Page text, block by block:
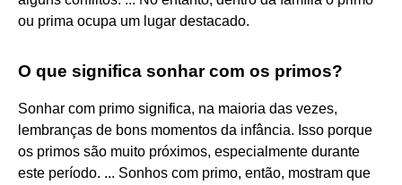
ou prima ocupa um lugar destacado.
O que significa sonhar com os primos?
Sonhar com primo significa, na maioria das vezes,
lembranças de bons momentos da infância. Isso porque
os primos são muito próximos, especialmente durante
este período. ... Sonhos com primo, então, mostram que